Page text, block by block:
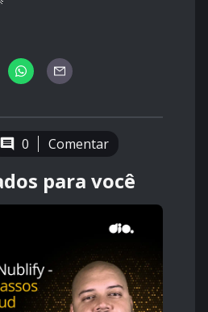
0 Comentar
para você